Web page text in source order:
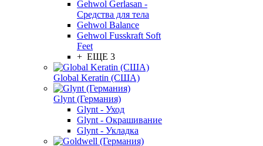
Gehwol Gerlasan -
Средства для тела
Gehwol Balance
Gehwol Fusskraft Soft
Feet
+ ЕЩЕ 3
Global Keratin (США)
Glynt (Германия)
Glynt - Уход
Glynt - Окрашивание
Glynt - Укладка